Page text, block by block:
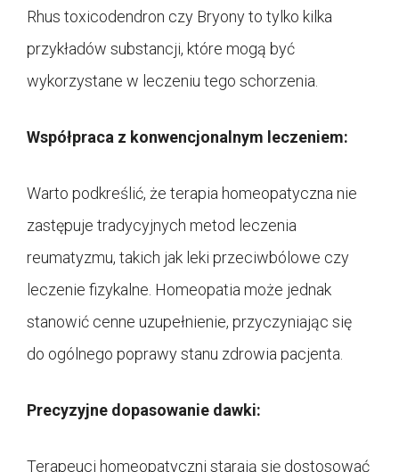
Rhus toxicodendron czy Bryony to tylko kilka
przykładów substancji, które mogą być
wykorzystane w leczeniu tego schorzenia.
Współpraca z konwencjonalnym leczeniem:
Warto podkreślić, że terapia homeopatyczna nie
zastępuje tradycyjnych metod leczenia
reumatyzmu, takich jak leki przeciwbólowe czy
leczenie fizykalne. Homeopatia może jednak
stanowić cenne uzupełnienie, przyczyniając się
do ogólnego poprawy stanu zdrowia pacjenta.
Precyzyjne dopasowanie dawki:
Terapeuci homeopatyczni starają się dostosować